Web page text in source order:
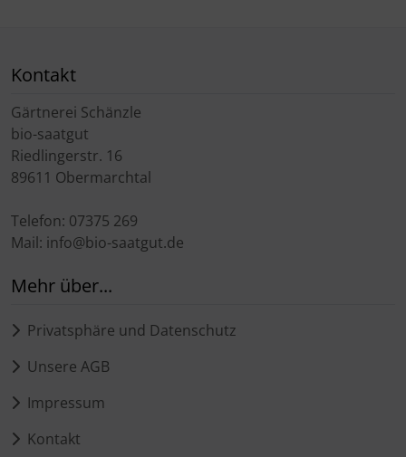
Kontakt
Gärtnerei Schänzle
bio-saatgut
Riedlingerstr. 16
89611 Obermarchtal
Telefon: 07375 269
Mail: info@bio-saatgut.de
Mehr über...
Privatsphäre und Datenschutz
Unsere AGB
Impressum
Kontakt